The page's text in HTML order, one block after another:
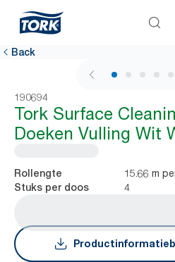
Back
1 / 5
190694
Tork Surface
Doeken Vulling Wit
Rollengte 15.66 m
Stuks per doos 4